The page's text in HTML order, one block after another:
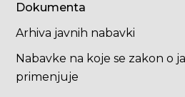
Dokumenta
Arhiva javnih nabavki
Nabavke na koje se zakon o
primenjuje